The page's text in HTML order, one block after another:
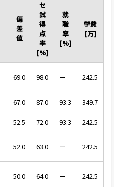
偏
差
値
セ
試
得
点
率
[%]
就
職
率
[%]
学費
[万]
69.0 98.0 ー 242.5
67.0 87.0 93.3 349.7
52.5 72.0 93.3 242.5
52.0 63.0 ー 242.5
50.0 64.0 ー 242.5